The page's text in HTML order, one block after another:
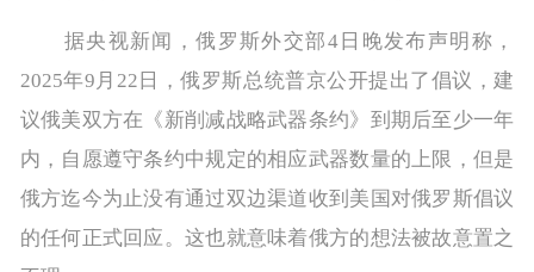
据央视新闻，俄罗斯外交部4日晚发布声明称，
2025年9月22日，俄罗斯总统普京公开提出了倡议，建
议俄美双方在《新削减战略武器条约》到期后至少一年
内，自愿遵守条约中规定的相应武器数量的上限，但是
俄方迄今为止没有通过双边渠道收到美国对俄罗斯倡议
的任何正式回应。这也就意味着俄方的想法被故意置之